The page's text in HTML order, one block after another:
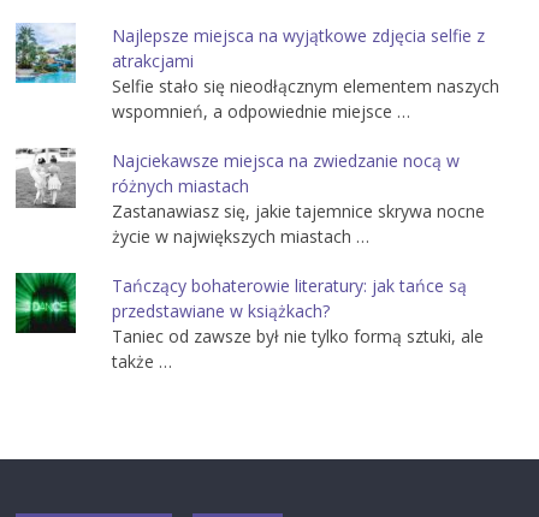
Najlepsze miejsca na wyjątkowe zdjęcia selfie z
atrakcjami
Selfie stało się nieodłącznym elementem naszych
wspomnień, a odpowiednie miejsce …
Najciekawsze miejsca na zwiedzanie nocą w
różnych miastach
Zastanawiasz się, jakie tajemnice skrywa nocne
życie w największych miastach …
Tańczący bohaterowie literatury: jak tańce są
przedstawiane w książkach?
Taniec od zawsze był nie tylko formą sztuki, ale
także …